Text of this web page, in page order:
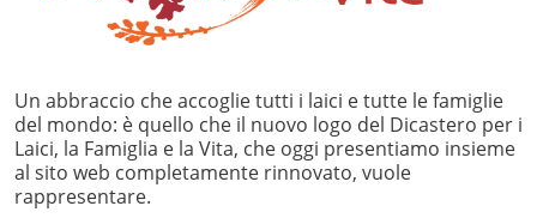
Un abbraccio che accoglie tutti i laici e tutte le famiglie
del mondo: è quello che il nuovo logo del Dicastero per i
Laici, la Famiglia e la Vita, che oggi presentiamo insieme
al sito web completamente rinnovato, vuole
rappresentare.